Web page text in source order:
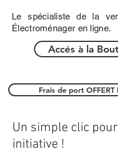
Le spécialiste de la
Électroménager en ligne.
Accés à la
Frais de port OFFERT
Un simple clic
initiative !